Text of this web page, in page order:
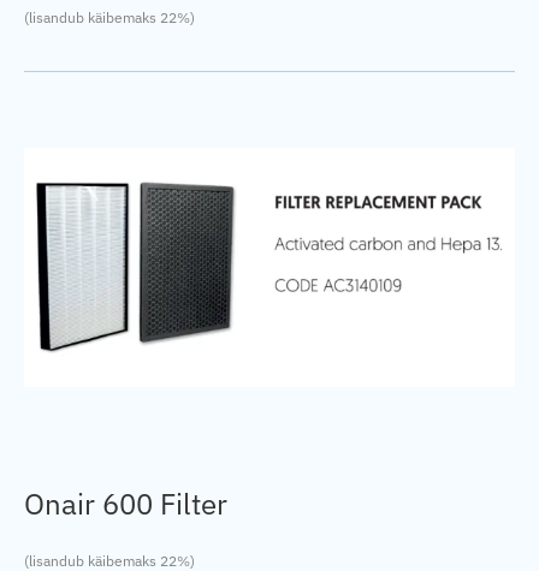
(lisandub käibemaks 22%)
Onair 600 Filter
(lisandub käibemaks 22%)